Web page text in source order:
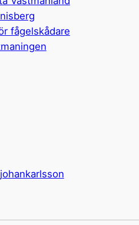
fågelskådare
johankarlsson